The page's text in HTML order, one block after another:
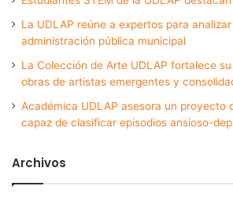
La UDLAP reúne a expertos para
administración pública municipal
La Colección de Arte UDLAP fortalece
obras de artistas emergentes y
Académica UDLAP asesora un proyecto
capaz de clasificar episodios ansioso-
Archivos